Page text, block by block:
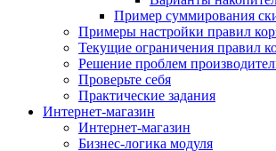
Пример суммирования
Примеры настройки правил
Текущие ограничения правил
Решение проблем
Проверьте себя
Практические задания
Интернет-магазин
Интернет-магазин
Бизнес-логика модуля